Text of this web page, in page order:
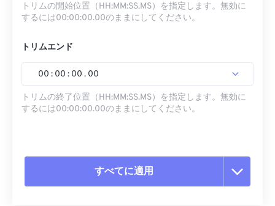
トリムの開始位置（HH:MM:SS.MS）を指定します。無効に
するには00:00:00.00のままにしてください。
トリムエンド
00 : 00 : 00 . 00
トリムの終了位置（HH:MM:SS.MS）を指定します。無効に
するには00:00:00.00のままにしてください。
すべてに適用